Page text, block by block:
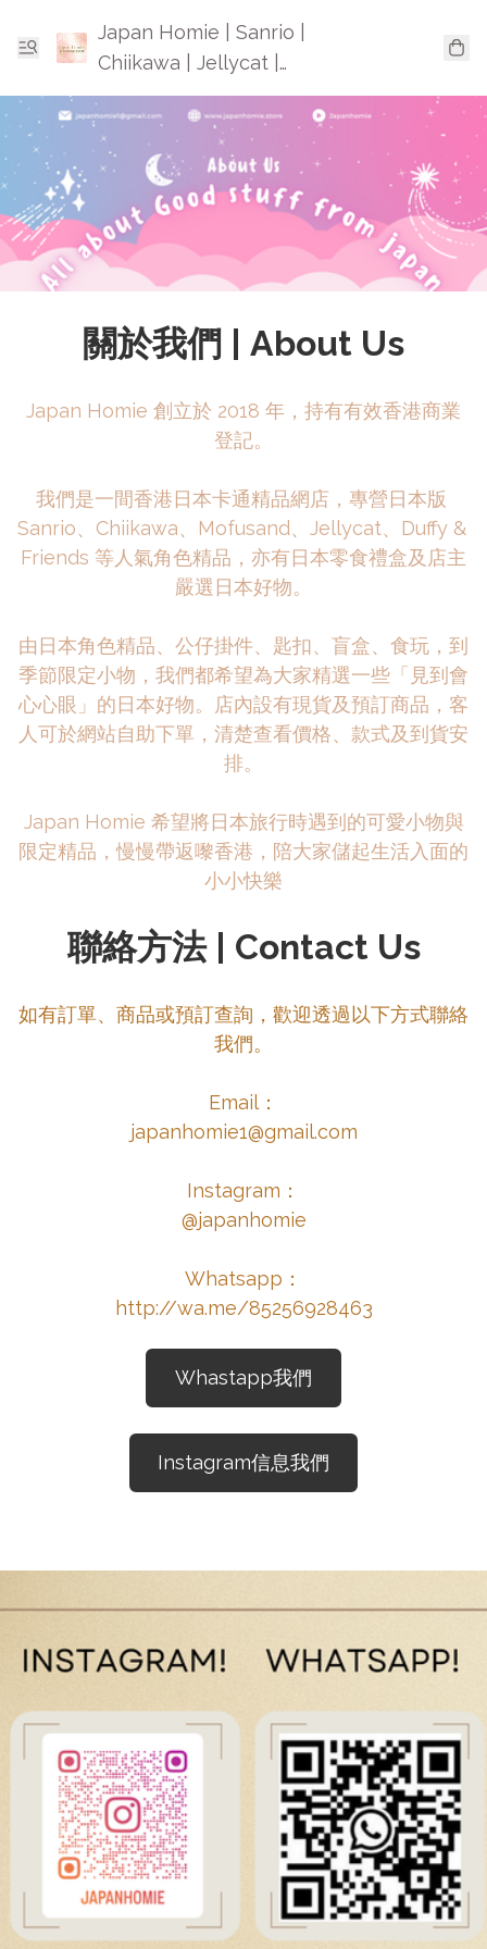
Japan Homie | Sanrio |
Chiikawa | Jellycat |
Mofusand | 日本卡通精品
關於我們 | About Us
Japan Homie 創立於 2018 年，持有有效香港商業
登記。
我們是一間香港日本卡通精品網店，專營日本版
Sanrio、Chiikawa、Mofusand、Jellycat、Duffy &
Friends 等人氣角色精品，亦有日本零食禮盒及店主
嚴選日本好物。
由日本角色精品、公仔掛件、匙扣、盲盒、食玩，到
季節限定小物，我們都希望為大家精選一些「見到會
心心眼」的日本好物。店內設有現貨及預訂商品，客
人可於網站自助下單，清楚查看價格、款式及到貨安
排。
Japan Homie 希望將日本旅行時遇到的可愛小物與
限定精品，慢慢帶返嚟香港，陪大家儲起生活入面的
小小快樂
聯絡方法 | Contact Us
如有訂單、商品或預訂查詢，歡迎透過以下方式聯絡
我們。
japanhomie1@gmail.com
Instagram：
@japanhomie
Whatsapp：
http://wa.me/85256928463
Whastapp我們
Instagram信息我們